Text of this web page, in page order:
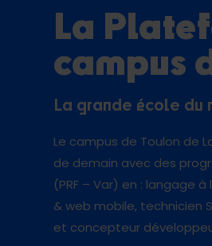
La
campus
La grande école du
Le campus de Toulon de
de demain avec des
(PRF – Var) en : langage
& web mobile, technicien
et concepteur